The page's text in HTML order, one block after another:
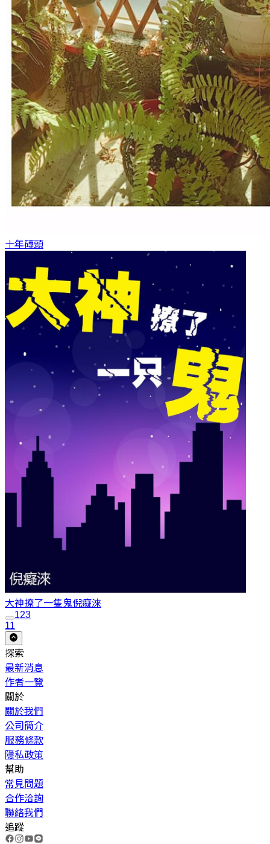
十年磚頭
大神撩了一隻鬼倪癡淶
123
11
探索
最新消息
作者一覽
關於
關於我們
公司簡介
服務條款
隱私政策
幫助
常見問題
合作洽詢
聯絡我們
追蹤